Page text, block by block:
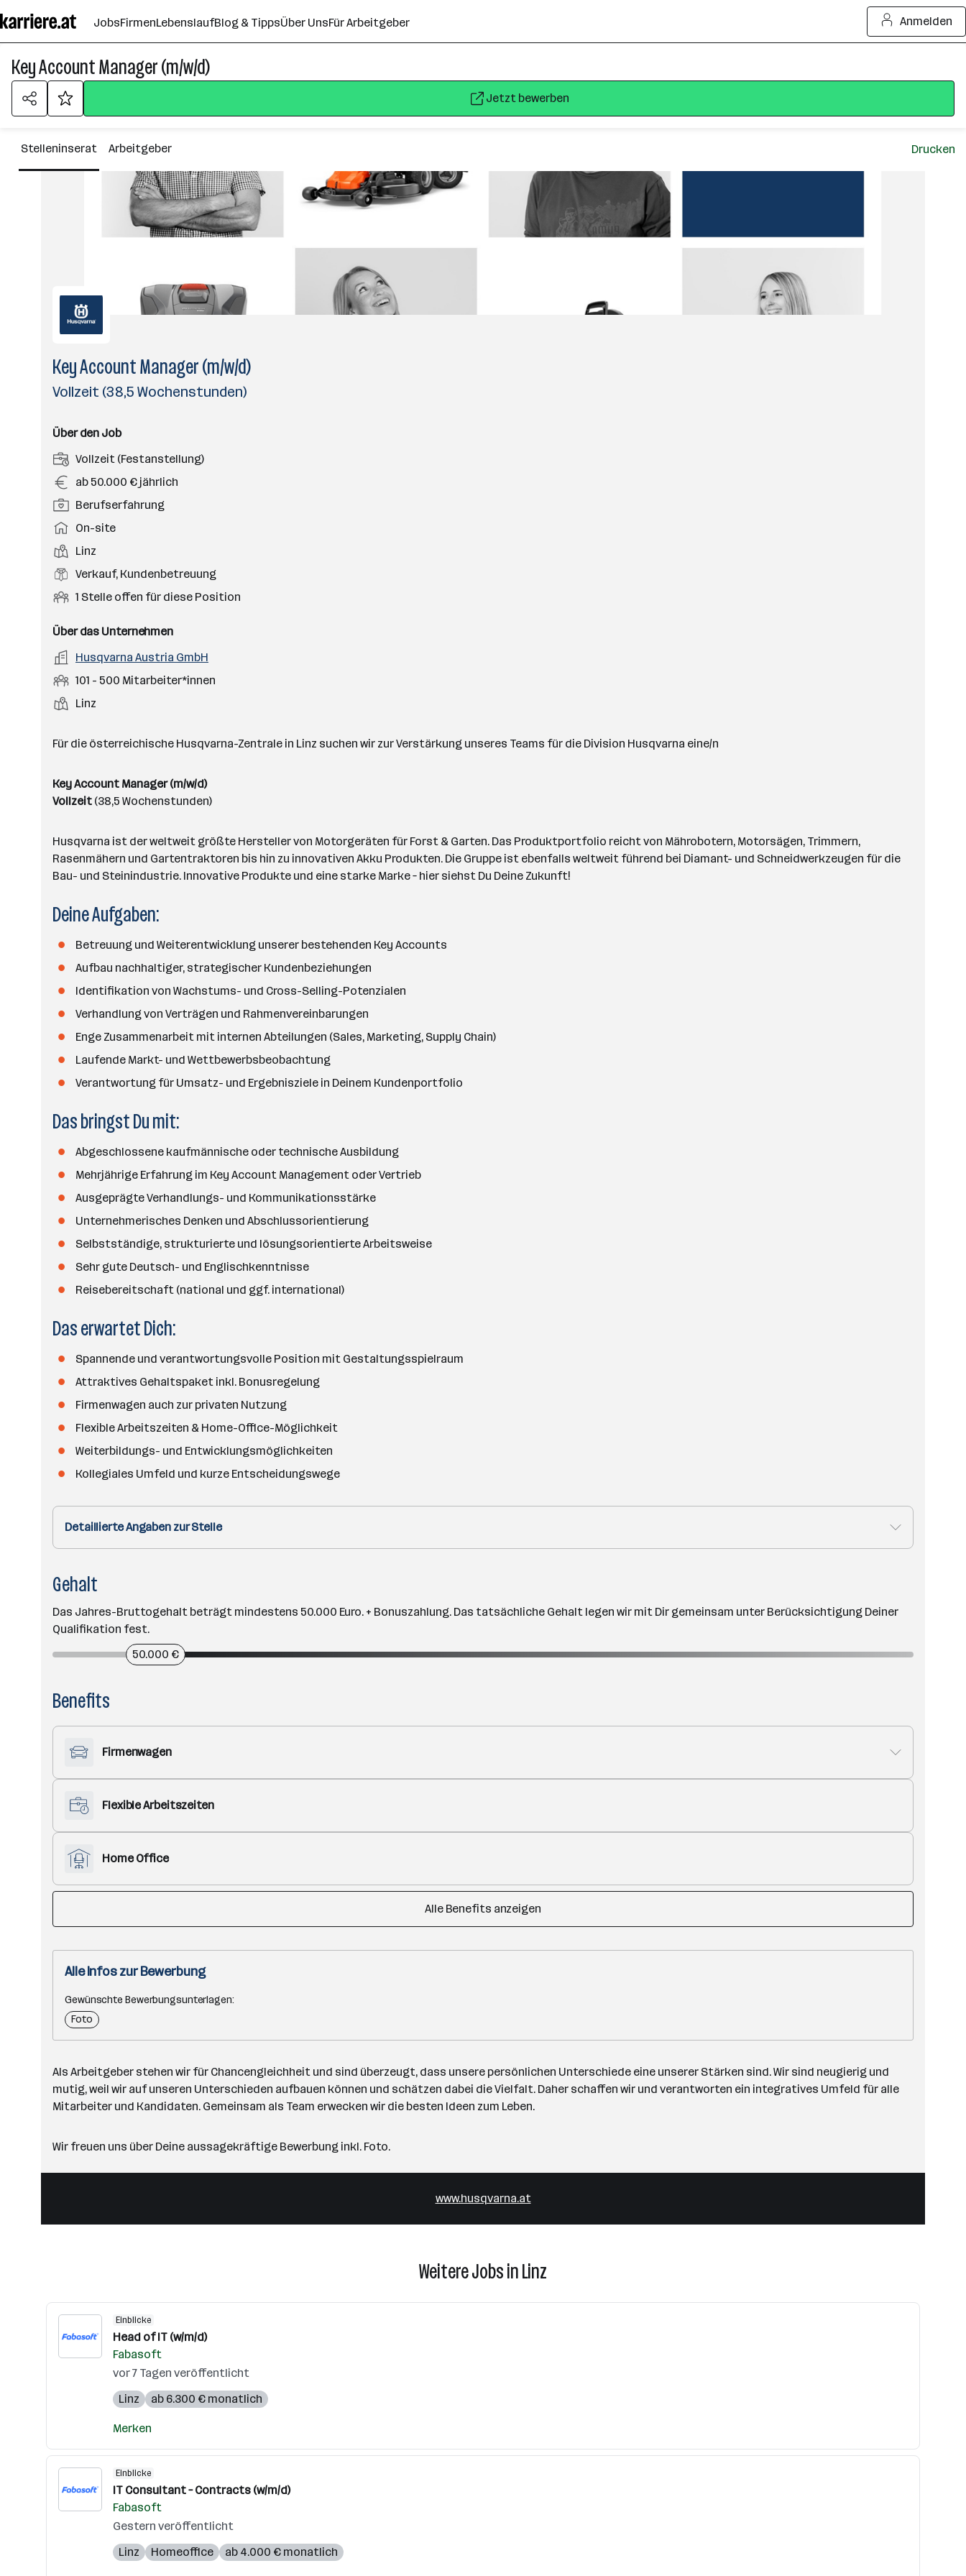
Seiteninhalt
springen
JobsFirmenLebenslaufBlog & TippsÜber UnsFür Arbeitgeber Anmelden
Key Account Manager (m/w/d)
Jetzt bewerben
Stelleninserat Arbeitgeber Drucken
Key Account Manager (m/w/d)
Vollzeit (38,5 Wochenstunden)
Über den Job
A
n
t
e
l
u
n
s
r
t
Vollzeit (Festanstellung)
G
e
h
a
l
t
ab 50.000 € jährlich
P
o
i
t
i
n
e
b
n
Berufserfahrung
A
r
b
e
i
s
m
o
d
e
On-site
D
i
n
t
o
t
Linz
B
e
u
s
f
l
e
Verkauf, Kundenbetreuung
O
f
n
e
S
l
e
n
1 Stelle offen für diese Position
Über das Unternehmen
A
r
e
t
e
b
Husqvarna Austria GmbH
M
i
t
r
e
i
e
r
*
n
n
a
n
h
101 - 500 Mitarbeiter*innen
S
a
o
r
e
Linz
Für die österreichische Husqvarna-Zentrale in Linz suchen wir zur Verstärkung unseres Teams für die Division Husqvarna eine/n
Key Account Manager (m/w/d)
Vollzeit (38,5 Wochenstunden)
Husqvarna ist der weltweit größte Hersteller von Motorgeräten für Forst & Garten. Das Produktportfolio reicht von Mährobotern, Motorsägen, Trimmern,
Rasenmähern und Gartentraktoren bis hin zu innovativen Akku Produkten. Die Gruppe ist ebenfalls weltweit führend bei Diamant- und Schneidwerkzeugen für die
Bau- und Steinindustrie. Innovative Produkte und eine starke Marke – hier siehst Du Deine Zukunft!
Deine Aufgaben:
Betreuung und Weiterentwicklung unserer bestehenden Key Accounts
Aufbau nachhaltiger, strategischer Kundenbeziehungen
Identifikation von Wachstums- und Cross-Selling-Potenzialen
Verhandlung von Verträgen und Rahmenvereinbarungen
Enge Zusammenarbeit mit internen Abteilungen (Sales, Marketing, Supply Chain)
Laufende Markt- und Wettbewerbsbeobachtung
Verantwortung für Umsatz- und Ergebnisziele in Deinem Kundenportfolio
Das bringst Du mit:
Abgeschlossene kaufmännische oder technische Ausbildung
Mehrjährige Erfahrung im Key Account Management oder Vertrieb
Ausgeprägte Verhandlungs- und Kommunikationsstärke
Unternehmerisches Denken und Abschlussorientierung
Selbstständige, strukturierte und lösungsorientierte Arbeitsweise
Sehr gute Deutsch- und Englischkenntnisse
Reisebereitschaft (national und ggf. international)
Das erwartet Dich:
Spannende und verantwortungsvolle Position mit Gestaltungsspielraum
Attraktives Gehaltspaket inkl. Bonusregelung
Firmenwagen auch zur privaten Nutzung
Flexible Arbeitszeiten & Home-Office-Möglichkeit
Weiterbildungs- und Entwicklungsmöglichkeiten
Kollegiales Umfeld und kurze Entscheidungswege
Detaillierte Angaben zur Stelle
Gehalt
Das Jahres-Bruttogehalt beträgt mindestens 50.000 Euro. + Bonuszahlung. Das tatsächliche Gehalt legen wir mit Dir gemeinsam unter Berücksichtigung Deiner
Qualifikation fest.
50.000 €
Benefits
Firmenwagen
Flexible Arbeitszeiten
Home Office
Alle Benefits anzeigen
Alle Infos zur Bewerbung
Gewünschte Bewerbungsunterlagen:
Foto
Als Arbeitgeber stehen wir für Chancengleichheit und sind überzeugt, dass unsere persönlichen Unterschiede eine unserer Stärken sind. Wir sind neugierig und
mutig, weil wir auf unseren Unterschieden aufbauen können und schätzen dabei die Vielfalt. Daher schaffen wir und verantworten ein integratives Umfeld für alle
Mitarbeiter und Kandidaten. Gemeinsam als Team erwecken wir die besten Ideen zum Leben.
Wir freuen uns über Deine aussagekräftige Bewerbung inkl. Foto.
www.husqvarna.at
Weitere Jobs in Linz
Einblicke
Head of IT (w/m/d)
Fabasoft
vor 7 Tagen veröffentlicht
Linz
ab 6.300 € monatlich
Merken
Einblicke
IT Consultant – Contracts (w/m/d)
Fabasoft
Gestern veröffentlicht
Linz
Homeoffice ab 4.000 € monatlich